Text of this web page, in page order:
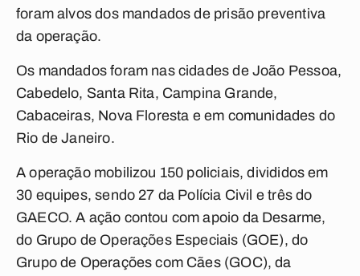
foram alvos dos mandados de prisão preventiva
da operação.
Os mandados foram nas cidades de João Pessoa,
Cabedelo, Santa Rita, Campina Grande,
Cabaceiras, Nova Floresta e em comunidades do
Rio de Janeiro.
A operação mobilizou 150 policiais, divididos em
30 equipes, sendo 27 da Polícia Civil e três do
GAECO. A ação contou com apoio da Desarme,
do Grupo de Operações Especiais (GOE), do
Grupo de Operações com Cães (GOC), da